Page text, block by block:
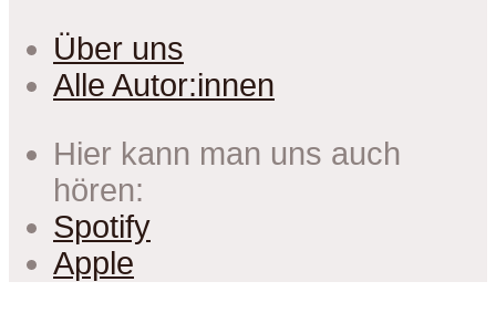
Über uns
Alle Autor:innen
Hier kann man uns auch
hören:
Spotify
Apple